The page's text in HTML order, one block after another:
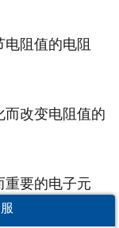
阻值的电阻
改变电阻值的
重要的电子元
键的作用。其